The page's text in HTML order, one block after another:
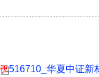
516710_华夏中证新